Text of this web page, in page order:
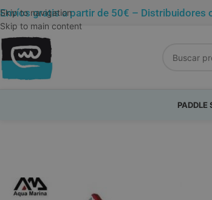
Skip to navigation
Skip to main content
Envíos gratis a partir de 50€ – Distribuidores
PADDLE